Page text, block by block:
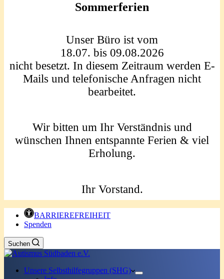
Sommerferien
Unser Büro ist vom
18.07. bis 09.08.2026
nicht besetzt. In diesem Zeitraum werden E-
Mails und telefonische Anfragen nicht
bearbeitet.
Wir bitten um Ihr Verständnis und
wünschen Ihnen entspannte Ferien & viel
Erholung.
Ihr Vorstand.
BARRIEREFREIHEIT
Spenden
Suchen
Unsere Selbsthilfegruppen (SHG)